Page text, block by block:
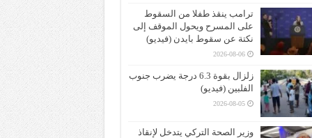
ترامب ينقذ طفلا من السقوط
على المسرح ويحول الموقف إلى
نكتة عن سقوط بايدن (فيديو)
2026-08-06
زلزال بقوة 6.3 درجة يضرب جنوب
الفلبين (فيديو)
2026-08-05
وزير الصحة التركي يتدخل لإنقاذ